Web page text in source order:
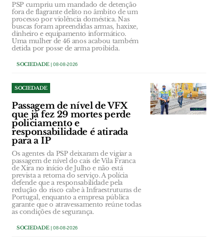
PSP cumpriu um mandado de detenção
fora de flagrante delito no âmbito de um
processo por violência doméstica. Nas
buscas foram apreendidas armas, haxixe,
dinheiro e equipamento informático.
Uma mulher de 46 anos acabou também
detida por posse de arma proibida.
SOCIEDADE| 08-08-2026
SOCIEDADE
Passagem de nível de VFX
que já fez 29 mortes perde
policiamento e
responsabilidade é atirada
para a IP
Os agentes da PSP deixaram de vigiar a
passagem de nível do cais de Vila Franca
de Xira no início de Julho e não está
prevista a retoma do serviço. A polícia
defende que a responsabilidade pela
redução do risco cabe à Infraestruturas de
Portugal, enquanto a empresa pública
garante que o atravessamento reúne todas
as condições de segurança.
SOCIEDADE| 08-08-2026